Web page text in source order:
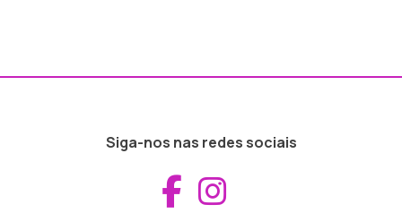
Siga-nos nas redes sociais
Aceder ao